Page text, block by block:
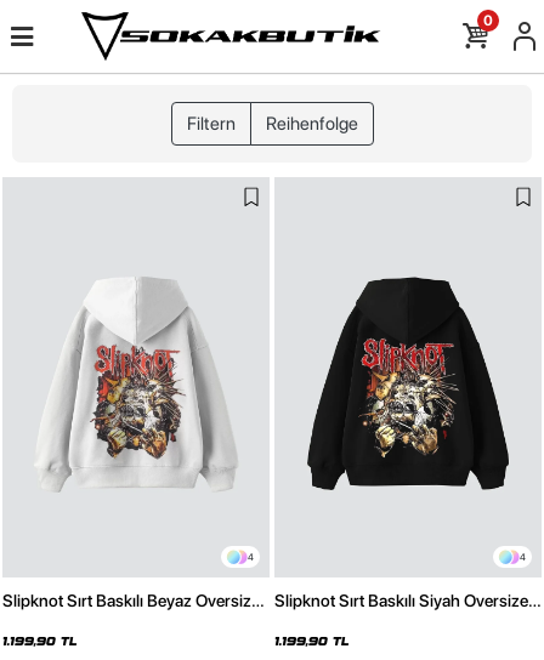
0
Filtern Reihenfolge
4
Slipknot Sırt Baskılı Beyaz Oversize
1.199,90 TL
4
Slipknot Sırt Baskılı Siyah Oversize
1.199,90 TL